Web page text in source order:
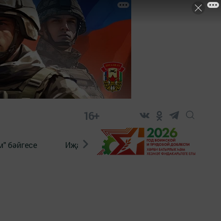
16+
бәйгесе Иҗат Реклама Онлайн